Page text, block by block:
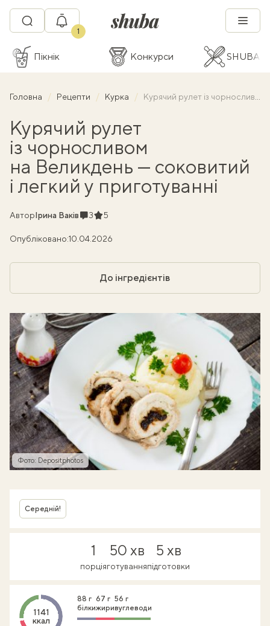
1
Пікнік Конкурси SHUBA
Головна Рецепти Курка Курячий рулет із чорносливом на Великдень — соковитий і легкий у приготуванні
Курячий рулет
із чорносливом
на Великдень — соковитий
і легкий у приготуванні
АвторІрина ВаківКоментарі
3Рейтинг
5
Опубліковано:10.04.2026
До інгредієнтів
Фото: Depositphotos
Середній!
1
порція
50 хв
готування
5 хв
підготовки
1141
ккал
88 г
білки
67 г
жири
56 г
вуглеводи